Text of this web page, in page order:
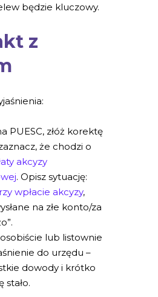
będzie kluczowy.
z
PUESC, złóż korektę
że chodzi o
akcyzy
. Opisz sytuację:
wpłacie akcyzy,
na złe konto/za
lub listownie
do urzędu –
dowody i krótko
stało.